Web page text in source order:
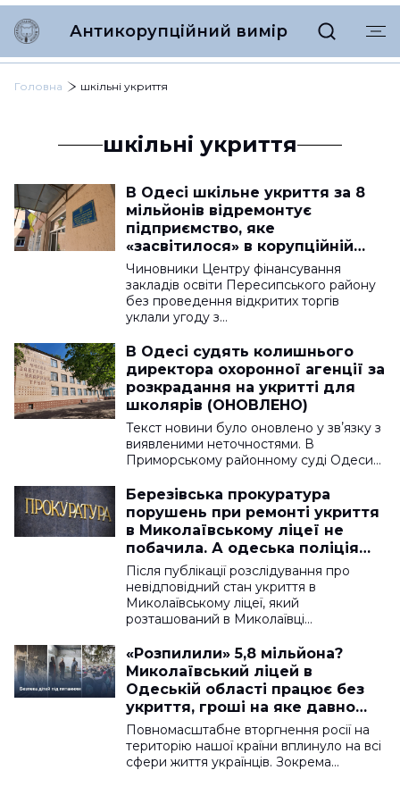
Антикорупційний вимір
Головна шкільні укриття
шкільні укриття
В Одесі шкільне укриття за 8
мільйонів відремонтує
підприємство, яке
«засвітилося» в корупційній
справі
Чиновники Центру фінансування
закладів освіти Пересипського району
без проведення відкритих торгів
уклали угоду з…
В Одесі судять колишнього
директора охоронної агенції за
розкрадання на укритті для
школярів (ОНОВЛЕНО)
Текст новини було оновлено у звʼязку з
виявленими неточностями. В
Приморському районному суді Одеси…
Березівська прокуратура
порушень при ремонті укриття
в Миколаївському ліцеї не
побачила. А одеська поліція
проводить перевірку
Після публікації розслідування про
невідповідний стан укриття в
Миколаївському ліцеї, який
розташований в Миколаївці…
«Розпилили» 5,8 мільйона?
Миколаївський ліцей в
Одеській області працює без
укриття, гроші на яке давно
виділили
Повномасштабне вторгнення росії на
територію нашої країни вплинуло на всі
сфери життя українців. Зокрема…